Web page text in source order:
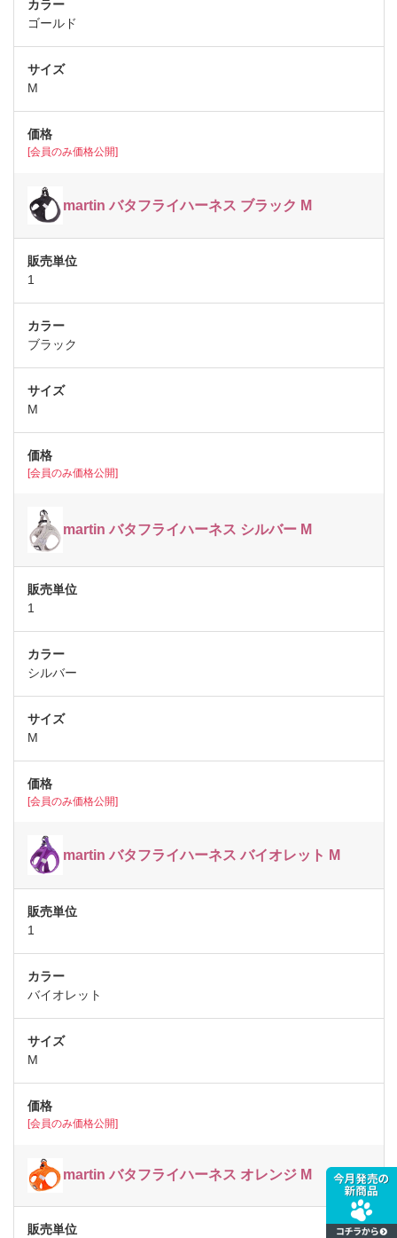
ゴールド
M
[会員のみ価格公開]
martin バタフライハーネス ブラック M
1
ブラック
M
[会員のみ価格公開]
martin バタフライハーネス シルバー M
1
シルバー
M
[会員のみ価格公開]
martin バタフライハーネス バイオレット M
1
バイオレット
M
[会員のみ価格公開]
martin バタフライハーネス オレンジ M